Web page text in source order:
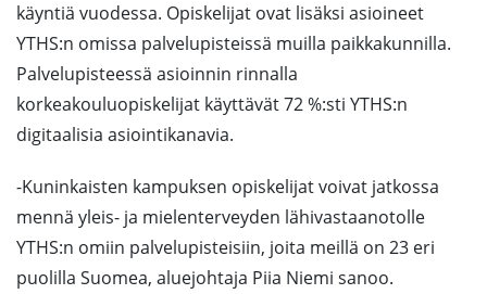
käyntiä vuodessa. Opiskelijat ovat lisäksi asioineet
YTHS:n omissa palvelupisteissä muilla paikkakunnilla.
Palvelupisteessä asioinnin rinnalla
korkeakouluopiskelijat käyttävät 72 %:sti YTHS:n
digitaalisia asiointikanavia.
-Kuninkaisten kampuksen opiskelijat voivat jatkossa
mennä yleis- ja mielenterveyden lähivastaanotolle
YTHS:n omiin palvelupisteisiin, joita meillä on 23 eri
puolilla Suomea, aluejohtaja Piia Niemi sanoo.